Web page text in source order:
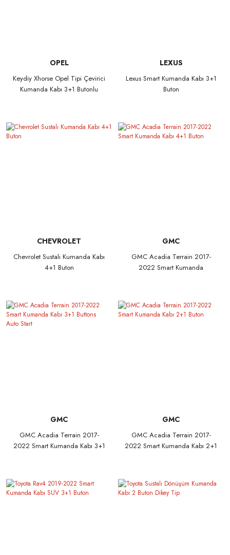
OPEL
Keydiy Xhorse Opel Tipi Çevirici
Kumanda Kabı 3+1 Butonlu
LEXUS
Lexus Smart Kumanda Kabı 3+1
Buton
CHEVROLET
Chevrolet Sustalı Kumanda Kabı
4+1 Buton
GMC
GMC Acadia Terrain 2017-
2022 Smart Kumanda
GMC
GMC Acadia Terrain 2017-
2022 Smart Kumanda Kabı 3+1
GMC
GMC Acadia Terrain 2017-
2022 Smart Kumanda Kabı 2+1